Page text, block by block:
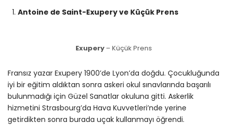
Antoine de Saint-Exupery ve Küçük Prens
Exupery– Küçük Prens
Fransız yazar Exupery 1900’de Lyon’da doğdu. Çocukluğunda
iyi bir eğitim aldıktan sonra askeri okul sınavlarında başarılı
bulunmadığı için Güzel Sanatlar okuluna gitti. Askerlik
hizmetini Strasbourg’da Hava Kuvvetleri’nde yerine
getirdikten sonra burada uçak kullanmayı öğrendi.